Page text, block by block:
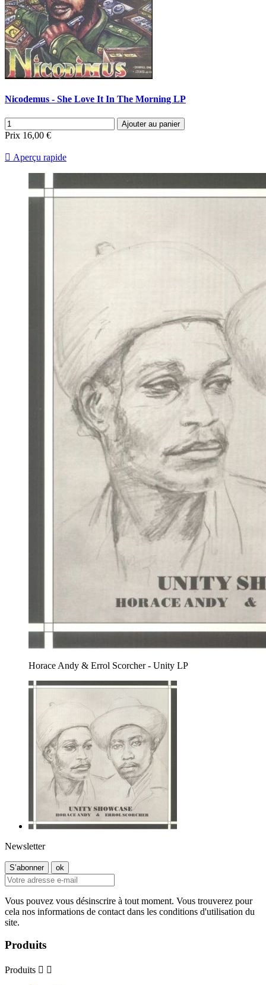
Nicodemus - She Love It In The Morning LP
Ajouter au panier
Prix 16,00 €
 Aperçu rapide
Horace Andy & Errol Scorcher - Unity LP
Newsletter
Vous pouvez vous désinscrire à tout moment. Vous trouverez pour
cela nos informations de contact dans les conditions d'utilisation du
site.
Produits
Produits  